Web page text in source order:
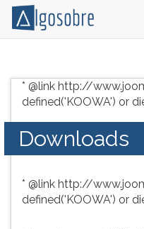
grátis
vestibular,
enem
concursos.
resumos
TAB
depois
F
para
ouvir
conteúdo
principal
* @link http://
defined('KOOWA') or
Downloads
* @link http://
defined('KOOWA') or